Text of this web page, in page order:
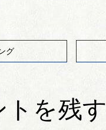
グ
トを残す